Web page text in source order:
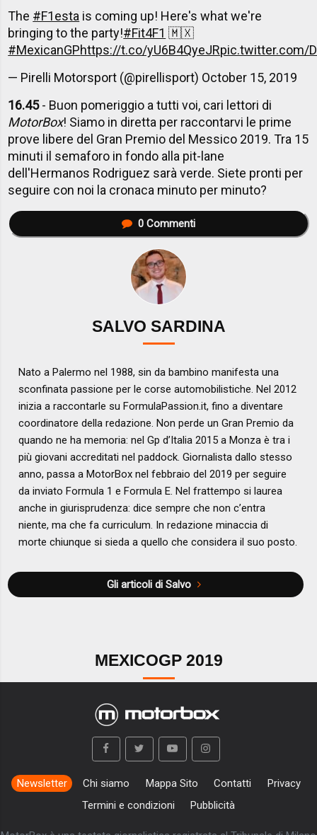
The #F1esta is coming up! Here's what we're
bringing to the party!#Fit4F1 🇲🇽
#MexicanGPhttps://t.co/yU6B4QyeJRpic.twitter.com/
— Pirelli Motorsport (@pirellisport) October 15, 2019
16.45- Buon pomeriggio a tutti voi, cari lettori di
MotorBox! Siamo in diretta per raccontarvi le prime
prove libere del Gran Premio del Messico 2019. Tra 15
minuti il semaforo in fondo alla pit-lane
dell'Hermanos Rodriguez sarà verde. Siete pronti per
seguire con noi la cronaca minuto per minuto?
0Commenti
SALVO SARDINA
Nato a Palermo nel 1988, sin da bambino manifesta una
sconfinata passione per le corse automobilistiche. Nel 2012
inizia a raccontarle su FormulaPassion.it, fino a diventare
coordinatore della redazione. Non perde un Gran Premio da
quando ne ha memoria: nel Gp d’Italia 2015 a Monza è tra i
più giovani accreditati nel paddock. Giornalista dallo stesso
anno, passa a MotorBox nel febbraio del 2019 per seguire
da inviato Formula 1 e Formula E. Nel frattempo si laurea
anche in giurisprudenza: dice sempre che non c’entra
niente, ma che fa curriculum. In redazione minaccia di
morte chiunque si sieda a quello che considera il suo posto.
Gli articoli di Salvo
MEXICOGP 2019
Newsletter Chi siamo Mappa Sito Contatti
Privacy
Termini e condizioni
Pubblicità